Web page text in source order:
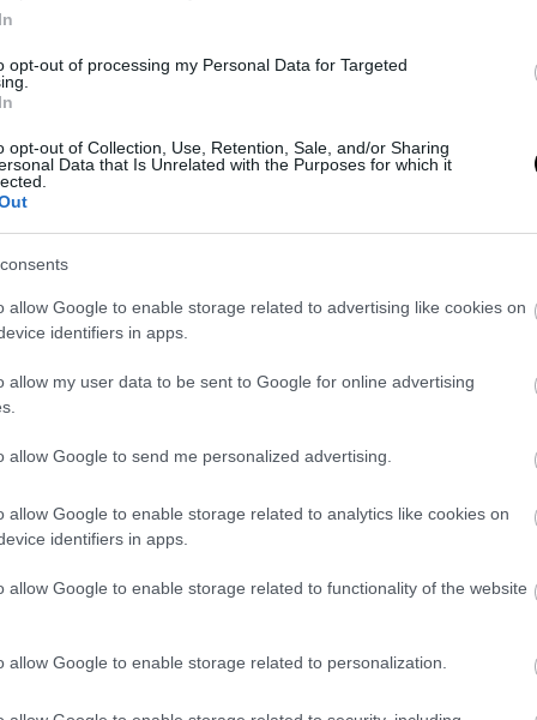
opt-out of processing my Personal Data for Targeted
opt-out of Collection, Use, Retention, Sale, and/or Sharing
Data that Is Unrelated with the Purposes for which it
allow Google to enable storage related to advertising like cookies on
identifiers in apps.
allow my user data to be sent to Google for online advertising
allow Google to send me personalized advertising.
allow Google to enable storage related to analytics like cookies on
identifiers in apps.
allow Google to enable storage related to functionality of the website
allow Google to enable storage related to personalization.
Στο τέλος του πειράματος ήταν εντελώς
και το στομάχι του ήταν σκληρό σαν
βράδυ, ο άνδρας ένιωσε έντονο πόνο στην κοιλιά
πολλές φορές. Την επόμενη μέρα φαινόταν να
καλύτερα, αλλά στη συνέχεια η κατάστασή
σε σημείο που χρειάστηκε ιατρική
νέκρωση και είχε προγραμματιστεί για
για τα βασανιστήρια στα οποία είχε
του άνδρα εξαγριώθηκε και προειδοποίησε
του ότι δεν ήταν ευπρόσδεκτη στο
ότι ο αρραβώνας είχε λήξει και θα έπρεπε
ότι η γυναίκα στράφηκε στο REDnote για
σχετικά με το πώς να αντιμετωπίσει την
κριτική που τελικά διέγραψε την ανάρτησή
της είχαν ήδη κυκλοφορήσει στο